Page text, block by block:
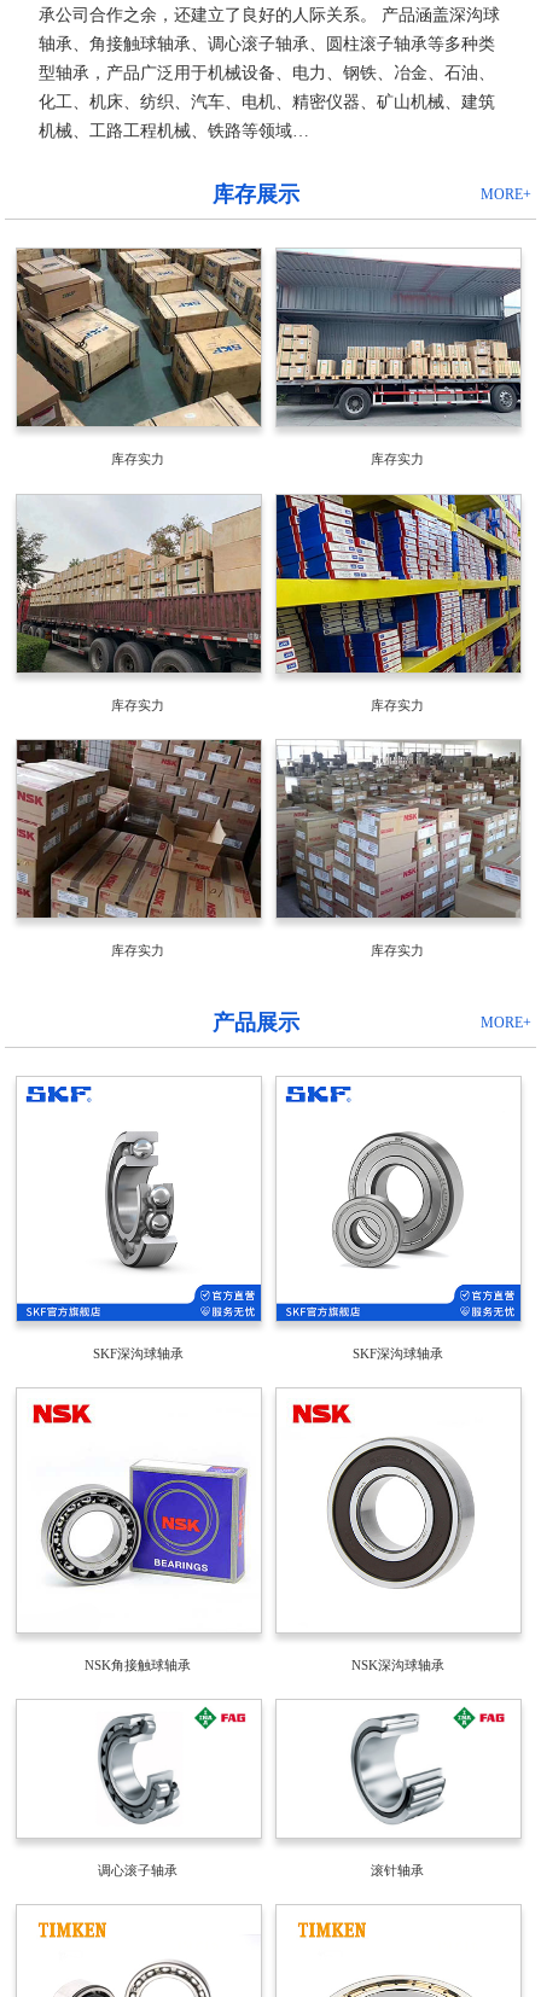
承公司合作之余，还建立了良好的人际关系。 产品涵盖深沟球
轴承、角接触球轴承、调心滚子轴承、圆柱滚子轴承等多种类
型轴承，产品广泛用于机械设备、电力、钢铁、冶金、石油、
化工、机床、纺织、汽车、电机、精密仪器、矿山机械、建筑
机械、工路工程机械、铁路等领域…
MORE+
库存展示
库存实力 库存实力
库存实力 库存实力
库存实力 库存实力
MORE+
产品展示
SKF深沟球轴承 SKF深沟球轴承
NSK角接触球轴承 NSK深沟球轴承
调心滚子轴承 滚针轴承